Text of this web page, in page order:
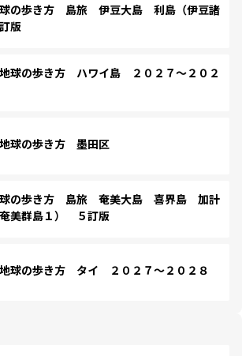
の歩き方 島旅 伊豆大島 利島（伊豆諸
版
球の歩き方 ハワイ島 ２０２７～２０２
球の歩き方 墨田区
の歩き方 島旅 奄美大島 喜界島 加計
美群島１） ５訂版
球の歩き方 タイ ２０２７～２０２８